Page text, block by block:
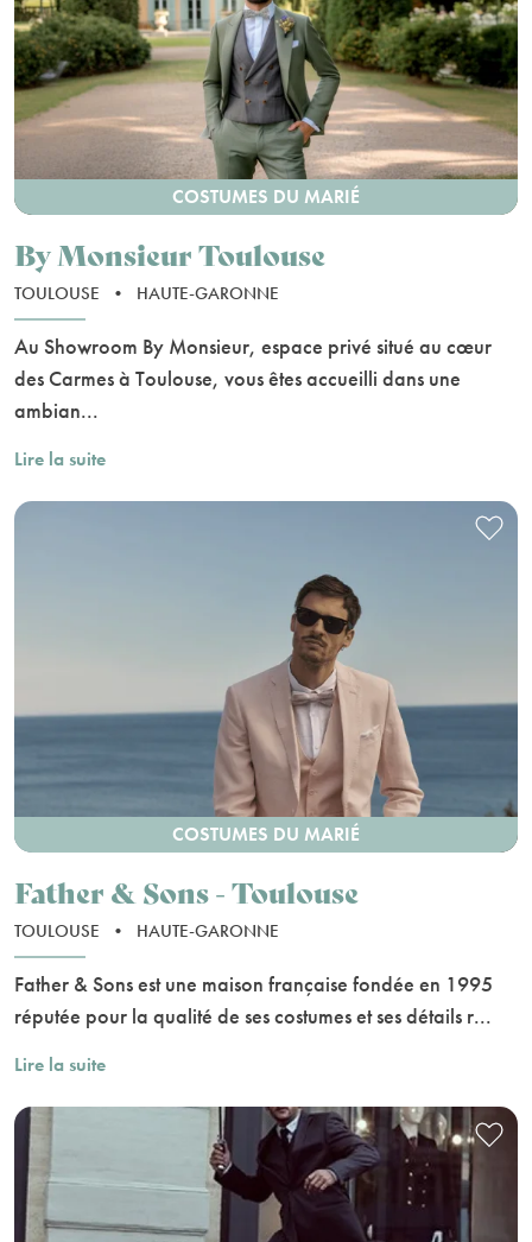
COSTUMES DU MARIÉ
By Monsieur Toulouse
TOULOUSE • HAUTE-GARONNE
Au Showroom By Monsieur, espace privé situé au cœur
des Carmes à Toulouse, vous êtes accueilli dans une
ambian...
Lire la suite
COSTUMES DU MARIÉ
Father & Sons - Toulouse
TOULOUSE • HAUTE-GARONNE
Father & Sons est une maison française fondée en 1995
réputée pour la qualité de ses costumes et ses détails r...
Lire la suite